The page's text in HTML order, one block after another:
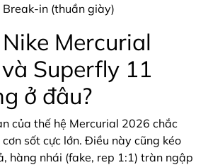
in (thuần giày)
Mercurial
Superfly 11
ở đâu?
của thế hệ Mercurial 2026 chắc
sốt cực lớn. Điều này cũng kéo
hàng nhái (fake, rep 1:1) tràn ngập